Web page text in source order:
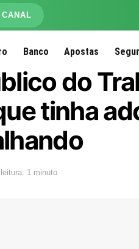
Banco Apostas
do
tinha
1 minuto